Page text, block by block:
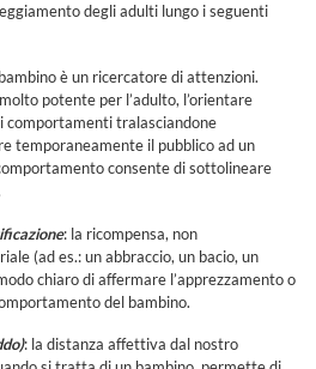
degli adulti lungo i seguenti
è un ricercatore di attenzioni.
potente per l’adulto, l’orientare
comportamenti tralasciandone
temporaneamente il pubblico ad un
consente di sottolineare
: la ricompensa, non
(ad es.: un abbraccio, un bacio, un
chiaro di affermare l’apprezzamento o
del bambino.
: la distanza affettiva dal nostro